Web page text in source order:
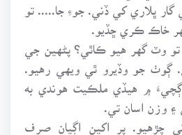
گار ڀلاري کي ڏني. جوءِ جا..... تو
خاڪ ڪري ڇڏيو.
تو وٽ گهر هيو ڪاٿي؟ پڻهين جي
جو وڏيرو ٿي ويهي رهيو.
ڳچيءَ ۾ هيڏي ملڪيت هوندي به
۽ وزن اسان تي.
چڙهيو. پر اکين اڳيان صرف